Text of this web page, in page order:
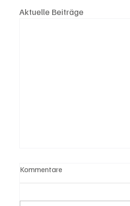
Aktuelle Beiträge
Kommentare